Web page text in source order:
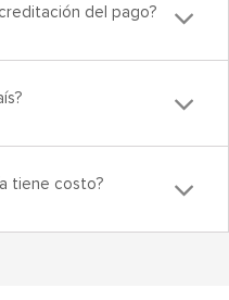
del pago?
tiene costo?